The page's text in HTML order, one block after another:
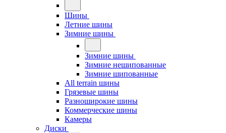
Шины
Летние шины
Зимние шины
Зимние шины
Зимние нешипованные
Зимние шипованные
All terrain шины
Грязевые шины
Разноширокие шины
Коммерческие шины
Камеры
Диски